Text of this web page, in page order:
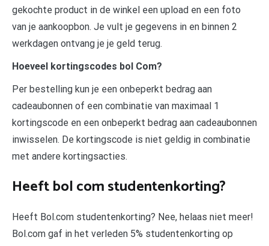
gekochte product in de winkel een upload en een foto
van je aankoopbon. Je vult je gegevens in en binnen 2
werkdagen ontvang je je geld terug.
Hoeveel kortingscodes bol Com?
Per bestelling kun je een onbeperkt bedrag aan
cadeaubonnen of een combinatie van maximaal 1
kortingscode en een onbeperkt bedrag aan cadeaubonnen
inwisselen. De kortingscode is niet geldig in combinatie
met andere kortingsacties.
Heeft bol com studentenkorting?
Heeft Bol.com studentenkorting? Nee, helaas niet meer!
Bol.com gaf in het verleden 5% studentenkorting op